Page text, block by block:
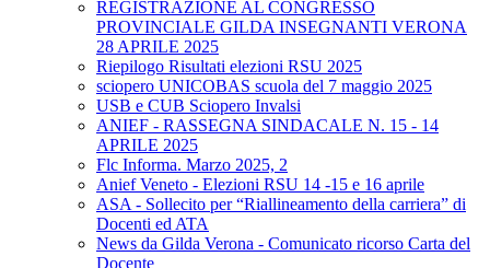
REGISTRAZIONE AL CONGRESSO
PROVINCIALE GILDA INSEGNANTI VERONA
28 APRILE 2025
Riepilogo Risultati elezioni RSU 2025
sciopero UNICOBAS scuola del 7 maggio 2025
USB e CUB Sciopero Invalsi
ANIEF - RASSEGNA SINDACALE N. 15 - 14
APRILE 2025
Flc Informa. Marzo 2025, 2
Anief Veneto - Elezioni RSU 14 -15 e 16 aprile
ASA - Sollecito per “Riallineamento della carriera” di
Docenti ed ATA
News da Gilda Verona - Comunicato ricorso Carta del
Docente